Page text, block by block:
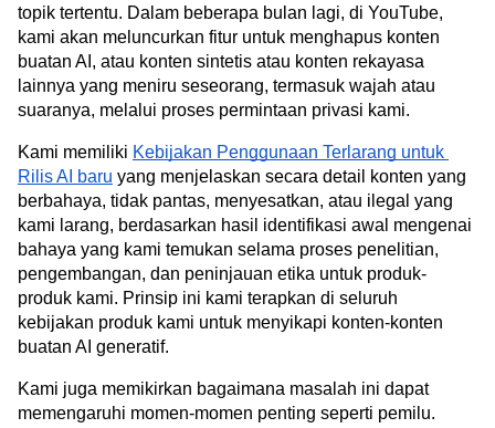
topik tertentu. Dalam beberapa bulan lagi, di YouTube,
kami akan meluncurkan fitur untuk menghapus konten
buatan AI, atau konten sintetis atau konten rekayasa
lainnya yang meniru seseorang, termasuk wajah atau
suaranya, melalui proses permintaan privasi kami.
Kami memiliki Kebijakan Penggunaan Terlarang untuk
Rilis AI baru yang menjelaskan secara detail konten yang
berbahaya, tidak pantas, menyesatkan, atau ilegal yang
kami larang, berdasarkan hasil identifikasi awal mengenai
bahaya yang kami temukan selama proses penelitian,
pengembangan, dan peninjauan etika untuk produk-
produk kami. Prinsip ini kami terapkan di seluruh
kebijakan produk kami untuk menyikapi konten-konten
buatan AI generatif.
Kami juga memikirkan bagaimana masalah ini dapat
memengaruhi momen-momen penting seperti pemilu.